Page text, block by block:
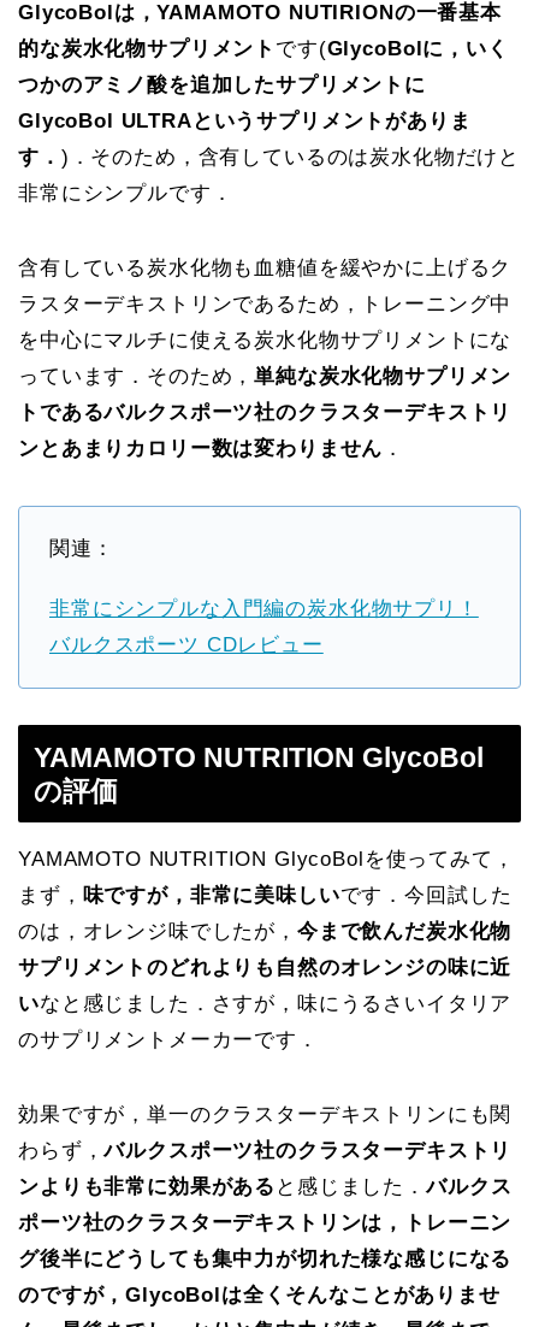
GlycoBolは，YAMAMOTO NUTIRIONの一番基本
的な炭水化物サプリメント です(GlycoBolに，いく
つかのアミノ酸を追加したサプリメントに
GlycoBol ULTRAというサプリメントがありま
す． )．そのため，含有しているのは炭水化物だけと
非常にシンプルです．
含有している炭水化物も血糖値を緩やかに上げるク
ラスターデキストリンであるため，トレーニング中
を中心にマルチに使える炭水化物サプリメントにな
っています．そのため，単純な炭水化物サプリメン
トであるバルクスポーツ社のクラスターデキストリ
ンとあまりカロリー数は変わりません ．
関連：
非常にシンプルな入門編の炭水化物サプリ！
バルクスポーツ CDレビュー
YAMAMOTO NUTRITION GlycoBol
の評価
YAMAMOTO NUTRITION GlycoBolを使ってみて，
まず， 味ですが，非常に美味しいです．今回試した
のは，オレンジ味でしたが， 今まで飲んだ炭水化物
サプリメントのどれよりも自然のオレンジの味に近
いなと感じました．さすが，味にうるさいイタリア
のサプリメントメーカーです．
効果ですが，単一のクラスターデキストリンにも関
わらず，バルクスポーツ社のクラスターデキストリ
ンよりも非常に効果がある と感じました．バルクス
ポーツ社のクラスターデキストリンは，トレーニン
グ後半にどうしても集中力が切れた様な感じになる
のですが，GlycoBolは全くそんなことがありませ